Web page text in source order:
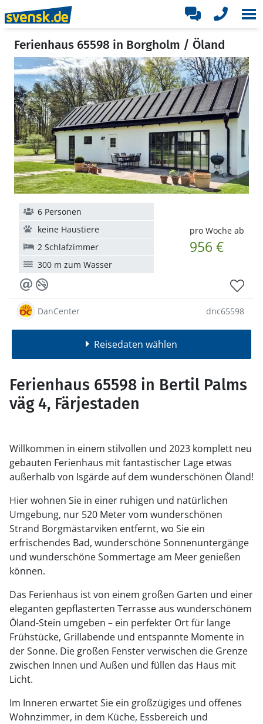
Ferienhaus 65598 in Borgholm / Öland
pro Woche ab
956 €
6 Personen
keine Haustiere
2 Schlafzimmer
300 m zum Wasser
DanCenter dnc65598
Reisedaten wählen
Ferienhaus 65598 in Bertil Palms
väg 4, Färjestaden
Willkommen in einem stilvollen und 2023 komplett neu
gebauten Ferienhaus mit fantastischer Lage etwas
außerhalb von Isgärde auf dem wunderschönen Öland!
Hier wohnen Sie in einer ruhigen und natürlichen
Umgebung, nur 520 Meter vom wunderschönen
Strand Borgmästarviken entfernt, wo Sie ein
erfrischendes Bad, wunderschöne Sonnenuntergänge
und wunderschöne Sommertage am Meer genießen
können.
Das Ferienhaus ist von einem großen Garten und einer
eleganten gepflasterten Terrasse aus wunderschönem
Öland-Stein umgeben – ein perfekter Ort für lange
Frühstücke, Grillabende und entspannte Momente in
der Sonne. Die großen Fenster verwischen die Grenze
zwischen Innen und Außen und füllen das Haus mit
Licht.
Im Inneren erwartet Sie ein großzügiges und offenes
Wohnzimmer, in dem Küche, Essbereich und